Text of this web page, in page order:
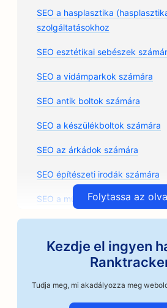
SEO a hasplasztika
szolgáltatásokhoz
SEO esztétikai sebészek
SEO a vidámparkok számára
SEO antik boltok számára
SEO a készülékboltok számára
SEO az árkádok számára
SEO építészeti irodák számára
SEO a művészeti osztályok
SEO az autóalkatrész üzletek
Folytassa az
Kezdje el ingyen
Tudja meg, mi akadályozza meg